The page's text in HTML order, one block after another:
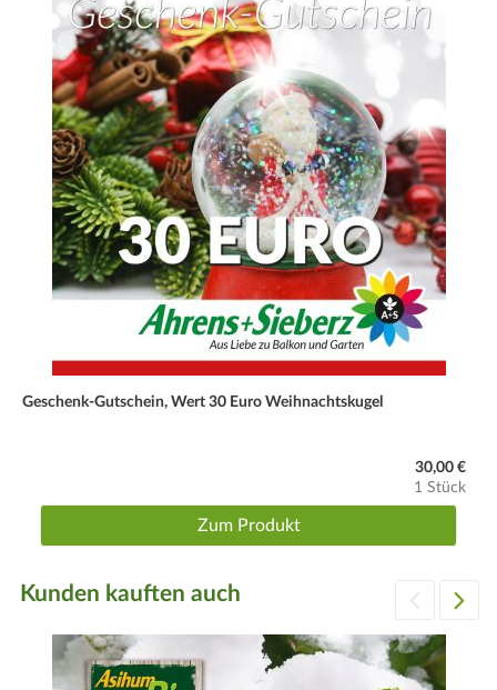
Geschenk-Gutschein, Wert 30 Euro Weihnachtskugel
30,00 €
1 Stück
Zum Produkt
Kunden kauften auch